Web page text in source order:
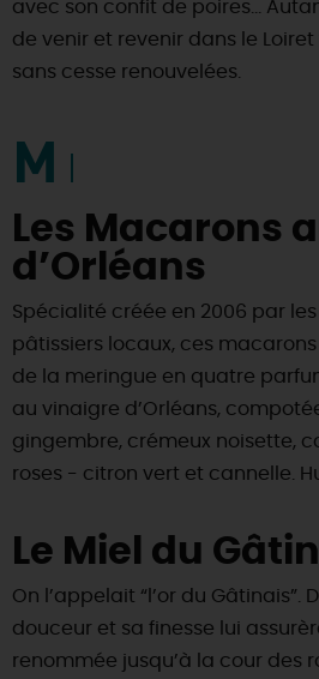
avec son confit de poires…
de venir et revenir dans le
sans cesse renouvelées.
M
Les Macarons
d’Orléans
Spécialité créée en 2006 par
pâtissiers locaux, ces
de la meringue en quatre
au vinaigre d’Orléans,
gingembre, crémeux noisette,
roses - citron vert et cannelle.
Le Miel du
On l’appelait “l’or du Gâtinais”.
douceur et sa finesse lui
renommée jusqu’à la cour des